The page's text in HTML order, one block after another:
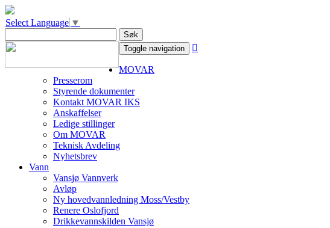
Select Language ▼
Søk
Toggle navigation

MOVAR
Presserom
Styrende dokumenter
Kontakt MOVAR IKS
Anskaffelser
Ledige stillinger
Om MOVAR
Teknisk Avdeling
Nyhetsbrev
Vann
Vansjø Vannverk
Avløp
Ny hovedvannledning Moss/Vestby
Renere Oslofjord
Drikkevannskilden Vansjø